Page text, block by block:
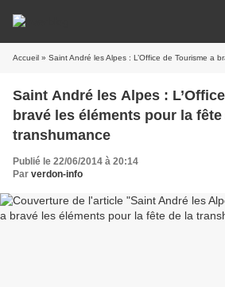
Accueil » Saint André les Alpes : L’Office de Tourisme a bravé les
Saint André les Alpes :
bravé les éléments pour la fête
transhumance
Publié le 22/06/2014 à 20:14
Par verdon-info